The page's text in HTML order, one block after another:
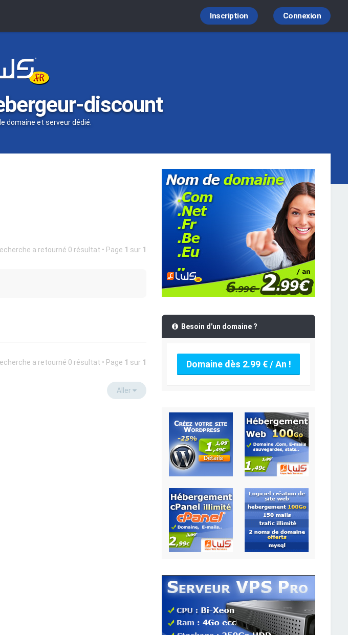
Connexion
Inscription
discount
domaine et serveur dédié.
recherche a retourné 0 résultat • Page 1 sur 1
recherche a retourné 0 résultat • Page 1 sur 1
Aller
Besoin d'un domaine ?
Domaine dès 2.99 € / An !